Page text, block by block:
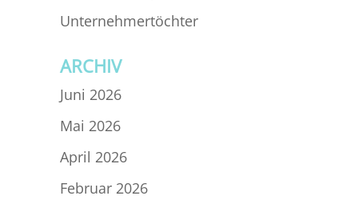
Unternehmertöchter
ARCHIV
Juni 2026
Mai 2026
April 2026
Februar 2026